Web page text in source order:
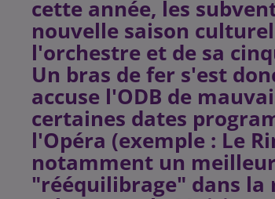
cette année, les
nouvelle saison
l'orchestre et de sa
Un bras de fer s'est
accuse l'ODB de
certaines dates
l'Opéra (exemple : Le
notamment un
"rééquilibrage" dans la